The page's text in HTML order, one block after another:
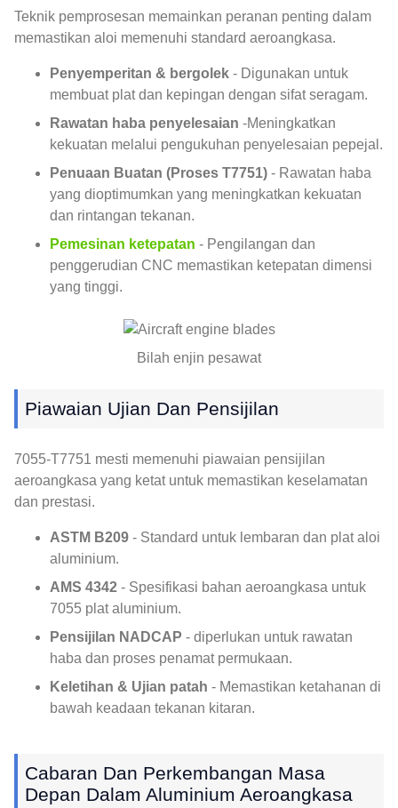
Teknik pemprosesan memainkan peranan penting dalam
memastikan aloi memenuhi standard aeroangkasa.
Penyemperitan & bergolek - Digunakan untuk
membuat plat dan kepingan dengan sifat seragam.
Rawatan haba penyelesaian -Meningkatkan
kekuatan melalui pengukuhan penyelesaian pepejal.
Penuaan Buatan (Proses T7751) - Rawatan haba
yang dioptimumkan yang meningkatkan kekuatan
dan rintangan tekanan.
Pemesinan ketepatan - Pengilangan dan
penggerudian CNC memastikan ketepatan dimensi
yang tinggi.
Bilah enjin pesawat
Piawaian Ujian Dan Pensijilan
7055-T7751 mesti memenuhi piawaian pensijilan
aeroangkasa yang ketat untuk memastikan keselamatan
dan prestasi.
ASTM B209 - Standard untuk lembaran dan plat aloi
aluminium.
AMS 4342 - Spesifikasi bahan aeroangkasa untuk
7055 plat aluminium.
Pensijilan NADCAP - diperlukan untuk rawatan
haba dan proses penamat permukaan.
Keletihan & Ujian patah - Memastikan ketahanan di
bawah keadaan tekanan kitaran.
Cabaran Dan Perkembangan Masa
Depan Dalam Aluminium Aeroangkasa